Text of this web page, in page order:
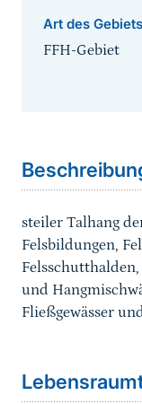
Art des Gebiets
FFH-Gebiet
steiler Talhang
Felsbildungen,
und
Fließgewässer